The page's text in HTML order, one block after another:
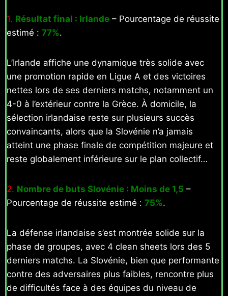
1. Résultat final : Irlande – Pourcentage de réussite
estimé : 77%.
L’Irlande affiche une dynamique très solide avec
une promotion rapide en Ligue A et des victoires
nettes lors de ses derniers matchs, notamment un
4-0 à l’extérieur contre la Grèce. À domicile, la
sélection irlandaise reste sur plusieurs succès
convaincants, alors que la Slovénie n’a jamais
atteint une phase finale de compétition majeure et
reste globalement inférieure sur le plan collectif…
2. Nombre de buts Slovénie : Moins de 1,5 –
Pourcentage de réussite estimé : 75%.
La défense irlandaise s’est montrée solide sur la
phase de groupes, avec 4 clean sheets lors des 5
derniers matchs. La Slovénie, bien que performante
contre des adversaires plus faibles, rencontre plus
de difficultés face à des équipes du niveau de